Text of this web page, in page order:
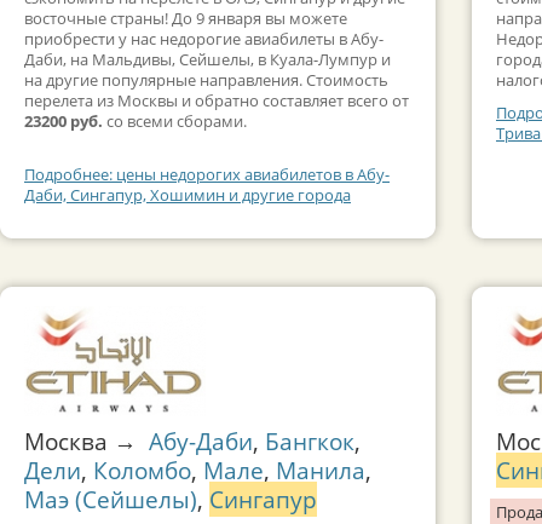
восточные страны! До 9 января вы можете
приобрести у нас недорогие авиабилеты в Абу-
Даби, на Мальдивы, Сейшелы, в Куала-Лумпур и
на другие популярные направления. Стоимость
перелета из Москвы и обратно составляет всего от
23200 руб. со всеми сборами.
Подробнее: цены недорогих авиабилетов в Абу-
Даби, Сингапур, Хошимин и другие города
Москва → Абу-Даби, Бангкок,
Дели, Коломбо, Мале, Манила,
Маэ (Сейшелы), Сингапур